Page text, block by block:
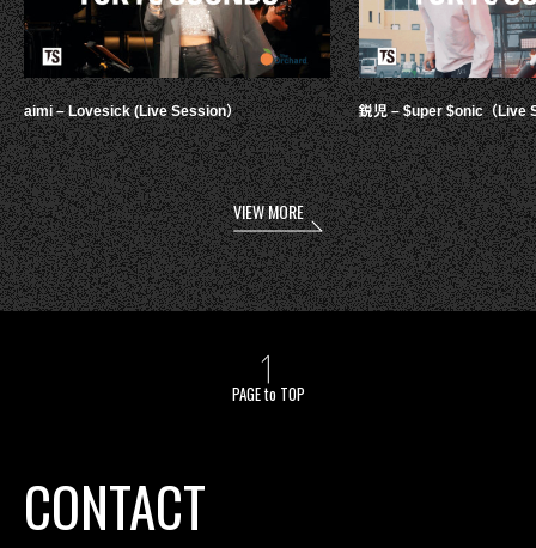
aimi – Lovesick (Live Session） 鋭児 – $uper $onic（Live
VIEW MORE
PAGE to TOP
CONTACT